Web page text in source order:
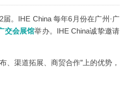
。IHE China 每年6月份在广州·广
交会展馆举办。IHE China诚挚邀请
、渠道拓展、商贸合作”上的优势，